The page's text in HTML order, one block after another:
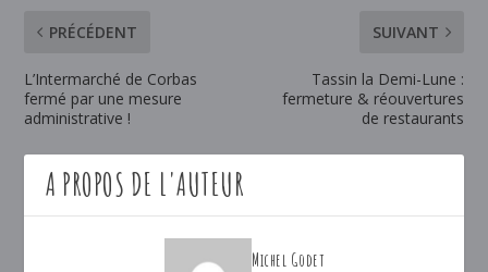
PRÉCÉDENT
L’Intermarché de Corbas
fermé par une mesure
administrative !
SUIVANT
Tassin la Demi-Lune :
fermeture & réouvertures
de restaurants
A PROPOS DE L'AUTEUR
Michel Godet